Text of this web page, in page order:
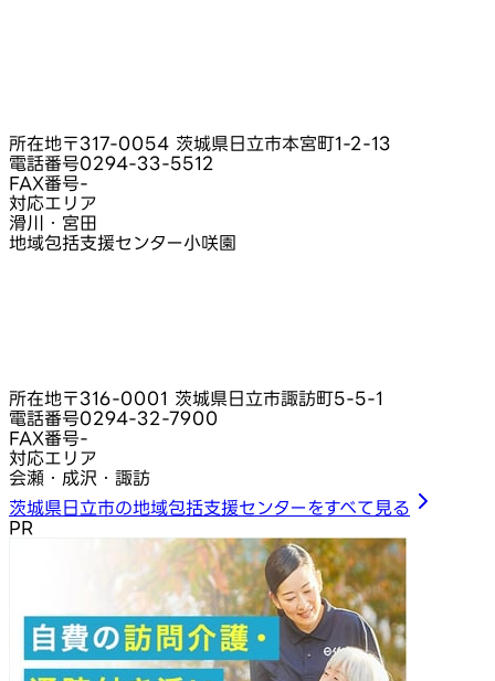
所在地〒317-0054 茨城県日立市本宮町1-2-13
電話番号0294-33-5512
FAX番号-
対応エリア
滑川・宮田
地域包括支援センター小咲園
所在地〒316-0001 茨城県日立市諏訪町5-5-1
電話番号0294-32-7900
FAX番号-
対応エリア
会瀬・成沢・諏訪
茨城県日立市の地域包括支援センターをすべて見る
PR